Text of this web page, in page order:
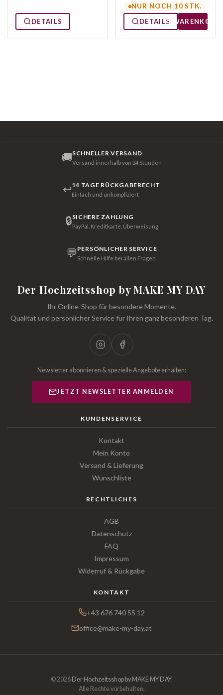
DETAILS
NUR NOCH 10 STK.
DETAILS
WARENKORB
🚚SCHNELLER VERSAND
Versand innerhalb von 24 Stunden
↩14 TAGE RÜCKGABERECHT
Einfach und unkompliziert
🔒SICHERE ZAHLUNG
PayPal, Kreditkarte, Überweisung
💬 PERSÖNLICHER SERVICE
Schnelle Hilfe bei allen Fragen
Der Hochzeitsshop by MAKE MY DAY
Ihr Online-Shop für besondere Momente.
Qualität und persönlicher Service für Ihren ganz besonderen Tag.
Newsletter abonnieren & spezielle Angebote erhalten:
JETZT NEWSLETTER ANMELDEN
KUNDENSERVICE
Kontakt
Mein Konto
Versand & Lieferung
Wunschliste
RECHTLICHES
AGB
Datenschutz
FAQ
Impressum
Widerruf & Rückgabe
KONTAKT
+43 676 740 55 12
office@make-my-day.at
© 2026 Der Hochzeitsshop by MAKE MY DAY.
Alle Rechte vorbehalten.